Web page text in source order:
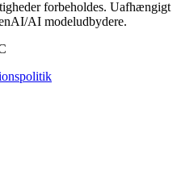
forbeholdes. Uafhængigt
AI modeludbydere.